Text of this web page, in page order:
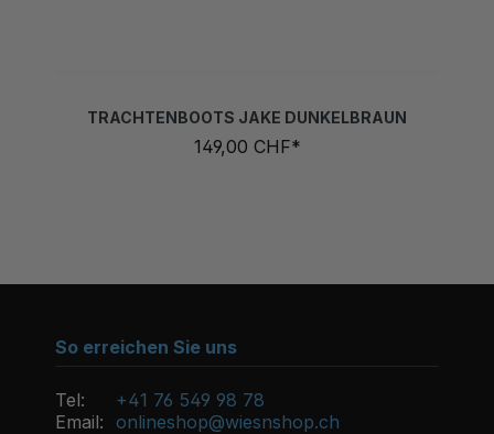
149,00 CHF*
So erreichen Sie uns
Tel:
+41 76 549 98 78
Email: onlineshop@wiesnshop.ch